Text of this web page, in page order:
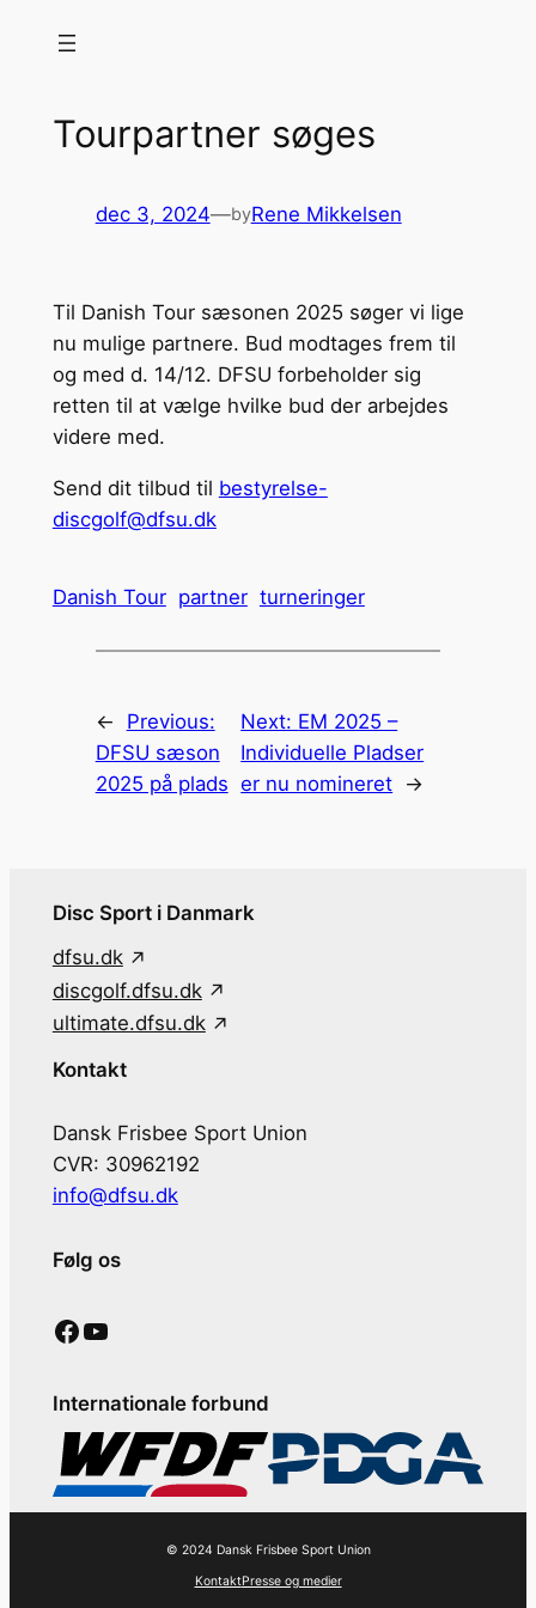
Tourpartner søges
dec 3, 2024—byRene Mikkelsen
Til Danish Tour sæsonen 2025 søger vi lige
nu mulige partnere. Bud modtages frem til
og med d. 14/12. DFSU forbeholder sig
retten til at vælge hvilke bud der arbejdes
videre med.
Send dit tilbud til bestyrelse-
discgolf@dfsu.dk
Danish Tour partner turneringer
←
Previous:
DFSU sæson
2025 på plads
Next: EM 2025 –
Individuelle Pladser
er nu nomineret →
Disc Sport i Danmark
dfsu.dk
discgolf.dfsu.dk
ultimate.dfsu.dk
Kontakt
Dansk Frisbee Sport Union
CVR: 30962192
info@dfsu.dk
Følg os
Facebook YouTube
Internationale forbund
© 2024 Dansk Frisbee Sport Union
KontaktPresse og medier